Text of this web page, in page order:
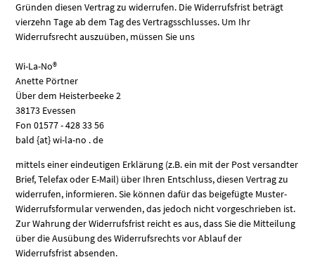
Gründen diesen Vertrag zu widerrufen. Die Widerrufsfrist beträgt
vierzehn Tage ab dem Tag des Vertragsschlusses. Um Ihr
Widerrufsrecht auszuüben, müssen Sie uns
Wi-La-No®
Anette Pörtner
Über dem Heisterbeeke 2
38173 Evessen
Fon 01577 - 428 33 56
bald {at} wi-la-no . de
mittels einer eindeutigen Erklärung (z.B. ein mit der Post versandter
Brief, Telefax oder E-Mail) über Ihren Entschluss, diesen Vertrag zu
widerrufen, informieren. Sie können dafür das beigefügte Muster-
Widerrufsformular verwenden, das jedoch nicht vorgeschrieben ist.
Zur Wahrung der Widerrufsfrist reicht es aus, dass Sie die Mitteilung
über die Ausübung des Widerrufsrechts vor Ablauf der
Widerrufsfrist absenden.